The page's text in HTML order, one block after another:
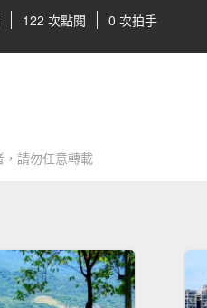
122 次點閱 0 次拍手
，請勿任意轉載